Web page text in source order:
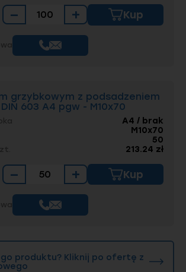
− + Kup
grzybkowym z podsadzeniem
603 A4 pgw - M10x70
A4 / brak
M10x70
50
213.24 zł
− + Kup
produktu? Kliknij po ofertę z